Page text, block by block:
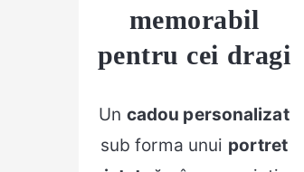
memorabil
pentru cei dragi
Un cadou personalizat
sub forma unui portret